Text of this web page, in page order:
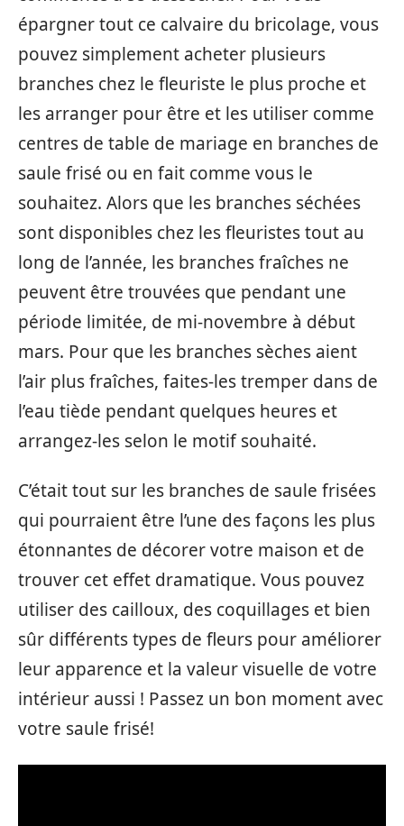
épargner tout ce calvaire du bricolage, vous
pouvez simplement acheter plusieurs
branches chez le fleuriste le plus proche et
les arranger pour être et les utiliser comme
centres de table de mariage en branches de
saule frisé ou en fait comme vous le
souhaitez. Alors que les branches séchées
sont disponibles chez les fleuristes tout au
long de l’année, les branches fraîches ne
peuvent être trouvées que pendant une
période limitée, de mi-novembre à début
mars. Pour que les branches sèches aient
l’air plus fraîches, faites-les tremper dans de
l’eau tiède pendant quelques heures et
arrangez-les selon le motif souhaité.
C’était tout sur les branches de saule frisées
qui pourraient être l’une des façons les plus
étonnantes de décorer votre maison et de
trouver cet effet dramatique. Vous pouvez
utiliser des cailloux, des coquillages et bien
sûr différents types de fleurs pour améliorer
leur apparence et la valeur visuelle de votre
intérieur aussi ! Passez un bon moment avec
votre saule frisé!